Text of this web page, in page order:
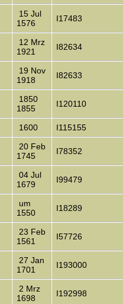
15 Jul
1576
I17483
12 Mrz
1921
I82634
19 Nov
1918
I82633
1850
1855
I120110
1600 I115155
20 Feb
1745
I78352
04 Jul
1679
I99479
um
1550
I18289
23 Feb
1561
I57726
27 Jan
1701
I193000
2 Mrz
1698
I192998